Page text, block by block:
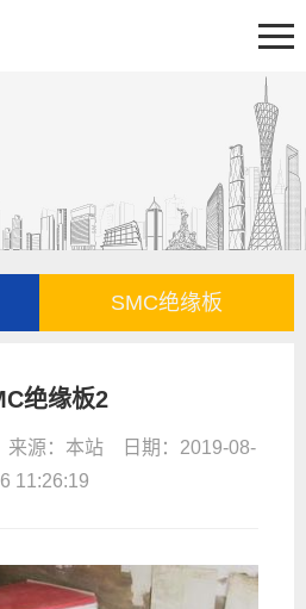
产品百科
联系我们
SMC绝缘板
绝缘板2
源：本站 日期：2019-08-
11:26:19